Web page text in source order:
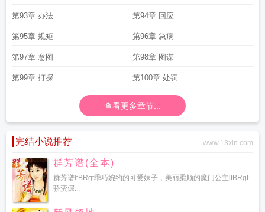
第93章 办法 第94章 回应
第95章 规矩 第96章 急病
第97章 意图 第98章 图谋
第99章 打探 第100章 处罚
查看更多章节...
完结小说推荐 www.13xin.com
群芳谱(全本)
群芳谱ltBRgt乖巧婉约的可爱妹子，美丽柔顺的魔门公主ltBRgt
骄蛮倔...